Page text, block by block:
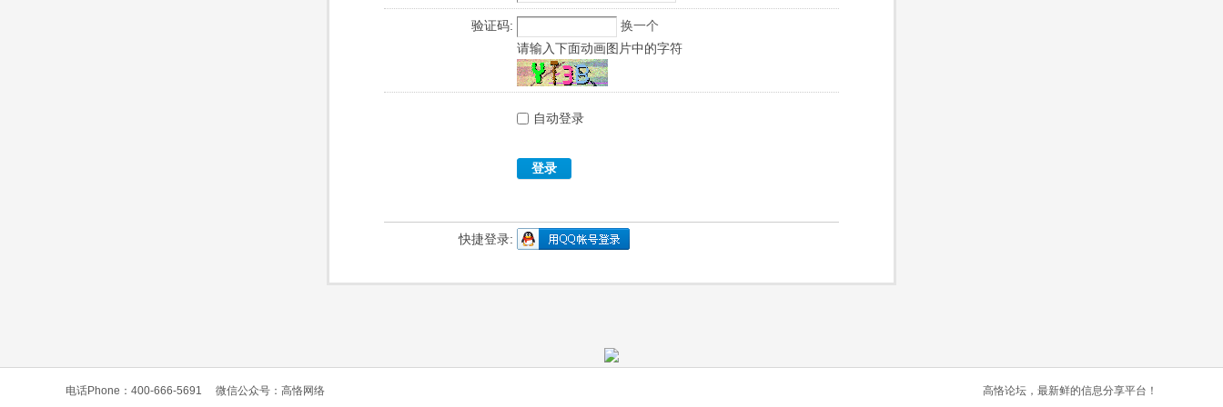
验证码:
换一个
请输入下面动画图片中的字符
自动登录
登录
快捷登录:
电话Phone：400-666-5691 微信公众号：高恪网络 高恪论坛，最新鲜的信息分享平台！